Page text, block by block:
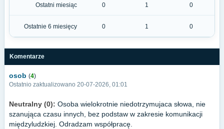
Ostatni miesiąc 0 1 0
Ostatnie 6 miesięcy 0 1 0
Komentarze
osob (4)
Ostatnio zaktualizowano 20-07-2026, 01:01
Neutralny (0): Osoba wielokrotnie niedotrzymujaca słowa, nie
szanująca czasu innych, bez podstaw w zakresie komunikacji
międzyludzkiej. Odradzam współpracę.